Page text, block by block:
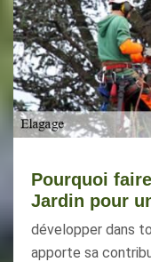
Pourquoi
Jardin pour
développer dans
apporte sa